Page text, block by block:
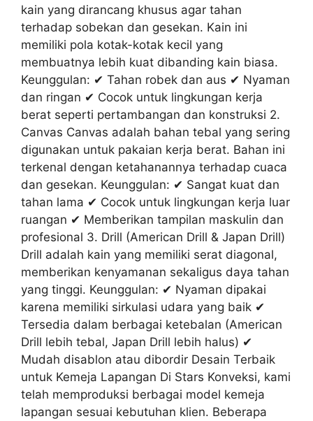
kain yang dirancang khusus agar tahan
terhadap sobekan dan gesekan. Kain ini
memiliki pola kotak-kotak kecil yang
membuatnya lebih kuat dibanding kain biasa.
Keunggulan: ✔ Tahan robek dan aus ✔ Nyaman
dan ringan ✔ Cocok untuk lingkungan kerja
berat seperti pertambangan dan konstruksi 2.
Canvas Canvas adalah bahan tebal yang sering
digunakan untuk pakaian kerja berat. Bahan ini
terkenal dengan ketahanannya terhadap cuaca
dan gesekan. Keunggulan: ✔ Sangat kuat dan
tahan lama ✔ Cocok untuk lingkungan kerja luar
ruangan ✔ Memberikan tampilan maskulin dan
profesional 3. Drill (American Drill & Japan Drill)
Drill adalah kain yang memiliki serat diagonal,
memberikan kenyamanan sekaligus daya tahan
yang tinggi. Keunggulan: ✔ Nyaman dipakai
karena memiliki sirkulasi udara yang baik ✔
Tersedia dalam berbagai ketebalan (American
Drill lebih tebal, Japan Drill lebih halus) ✔
Mudah disablon atau dibordir Desain Terbaik
untuk Kemeja Lapangan Di Stars Konveksi, kami
telah memproduksi berbagai model kemeja
lapangan sesuai kebutuhan klien. Beberapa